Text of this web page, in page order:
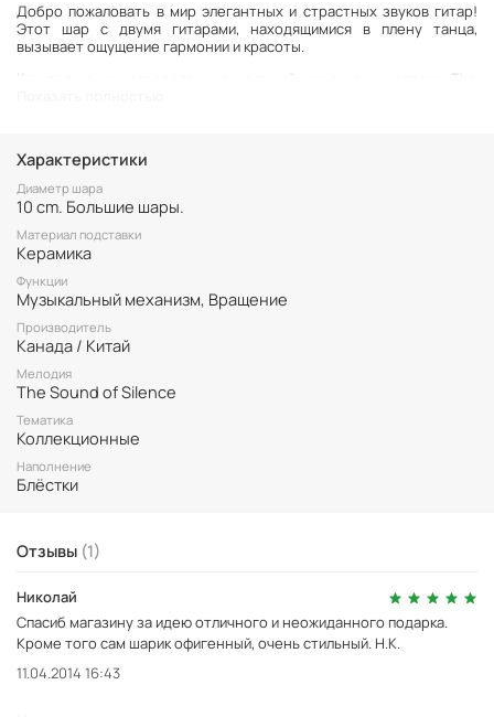
Добро пожаловать в мир элегантных и страстных звуков гитар!
Этот шар с двумя гитарами, находящимися в плену танца,
вызывает ощущение гармонии и красоты.
Как только вы заведете музыкальный механизм, мелодия The
миллионов людей по всему миру не только своей пронзительной
красотой, но и глубоким смыслом, заключенным в словах и
мелодии.
Композиция внутри шара, вращается при заводе музыкального
механизма.Гитары как будто оживают и готовы продолжать свой
страстный танец вечно, создавая музыкальное сопровождение
для самых прекрасных моментов, когда мы желаем окунуться в
мир звука и музыки.
Керамическая подставка завершает образ этого снежного шара и
придает ему элегантности и изысканности.
Характеристики
Диаметр шара
10 cm. Большие шары.
Материал подставки
Керамика
Функции
Музыкальный механизм, Вращение
Производитель
Канада / Китай
Мелодия
The Sound of Silence
Тематика
Коллекционные
Наполнение
Блёстки
Отзывы (1)
Николай
Спасиб магазину за идею отличного и неожиданного подарка.
Кроме того сам шарик офигенный, очень стильный. Н.К.
11.04.2014 16:43